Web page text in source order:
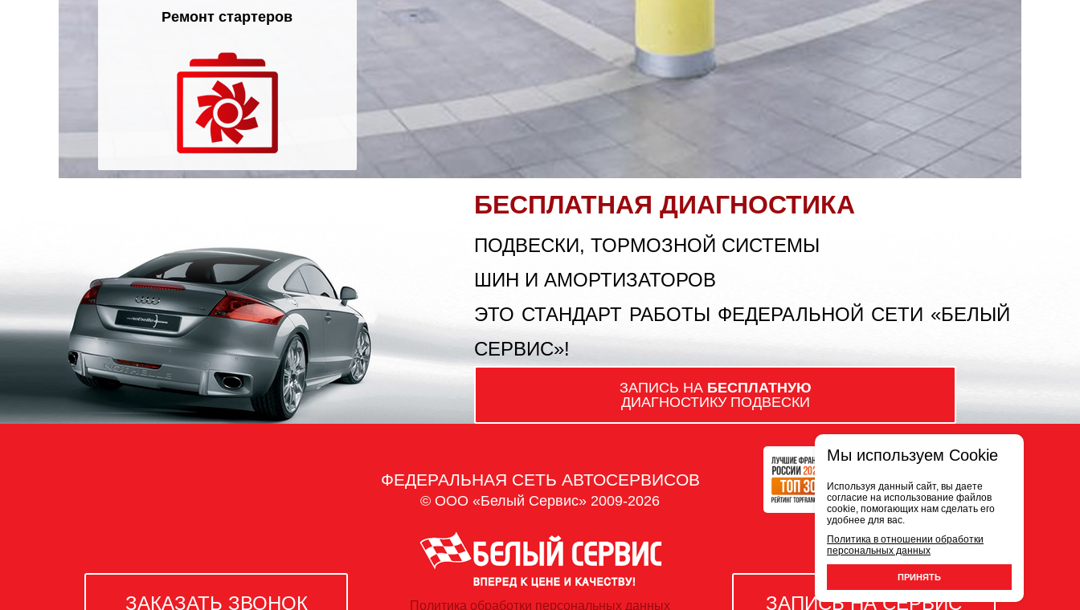
Ремонт стартеров
БЕСПЛАТНАЯ ДИАГНОСТИКА
ПОДВЕСКИ, ТОРМОЗНОЙ СИСТЕМЫ
ШИН И АМОРТИЗАТОРОВ
ЭТО СТАНДАРТ РАБОТЫ ФЕДЕРАЛЬНОЙ СЕТИ «БЕЛЫЙ
СЕРВИС»!
ЗАПИСЬ НА БЕСПЛАТНУЮ
ДИАГНОСТИКУ ПОДВЕСКИ
ЗАКАЗАТЬ ЗВОНОК
ФЕДЕРАЛЬНАЯ СЕТЬ АВТОСЕРВИСОВ
© ООО «Белый Сервис» 2009-2026
Политика обработки персональных данных ЗАПИСЬ НА СЕРВИС
Мы используем Cookie
Используя данный сайт, вы даете
согласие на использование файлов
cookie, помогающих нам сделать его
удобнее для вас.
Политика в отношении обработки
персональных данных
ПРИНЯТЬ